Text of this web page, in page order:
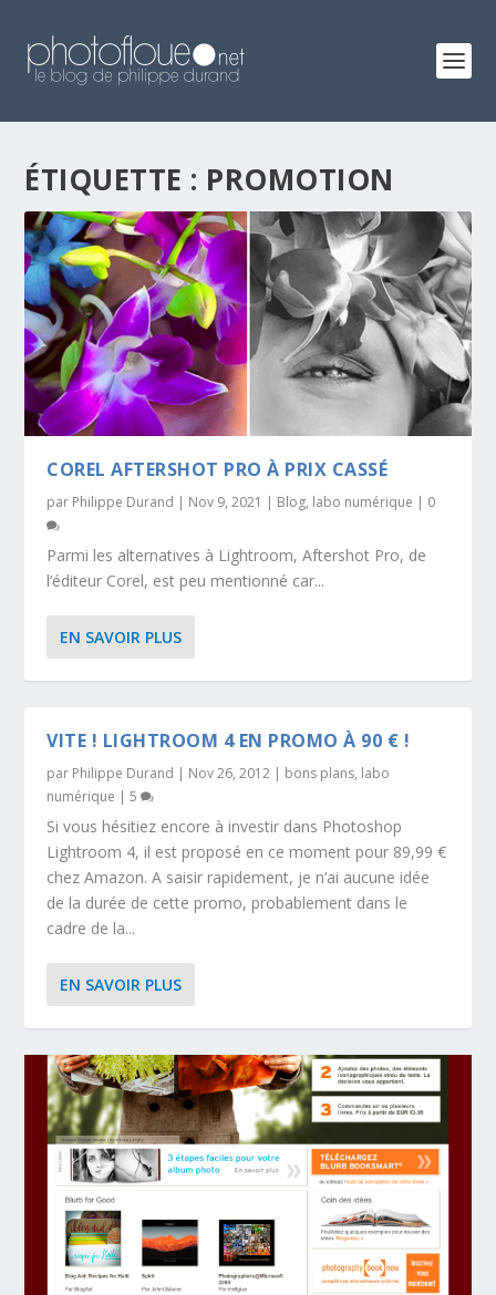
ÉTIQUETTE : PROMOTION
COREL AFTERSHOT PRO À PRIX CASSÉ
par Philippe Durand | Nov 9, 2021 | Blog, labo numérique | 0
Parmi les alternatives à Lightroom, Aftershot Pro, de
l’éditeur Corel, est peu mentionné car...
EN SAVOIR PLUS
VITE ! LIGHTROOM 4 EN PROMO À 90 € !
par Philippe Durand | Nov 26, 2012 | bons plans, labo
numérique |5
Si vous hésitiez encore à investir dans Photoshop
Lightroom 4, il est proposé en ce moment pour 89,99 €
chez Amazon. A saisir rapidement, je n’ai aucune idée
de la durée de cette promo, probablement dans le
cadre de la...
EN SAVOIR PLUS